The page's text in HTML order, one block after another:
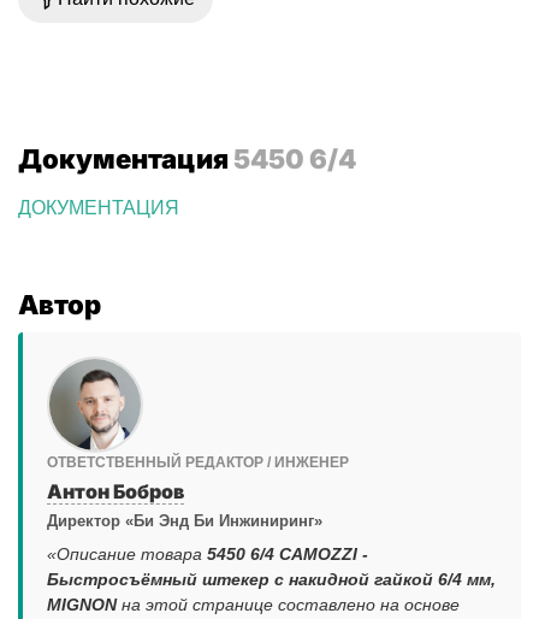
Документация 5450 6/4
ДОКУМЕНТАЦИЯ
Автор
ОТВЕТСТВЕННЫЙ РЕДАКТОР / ИНЖЕНЕР
Антон Бобров
Директор «Би Энд Би Инжиниринг»
«Описание товара 5450 6/4 CAMOZZI -
Быстросъёмный штекер с накидной гайкой 6/4 мм,
MIGNONна этой странице составлено на основе